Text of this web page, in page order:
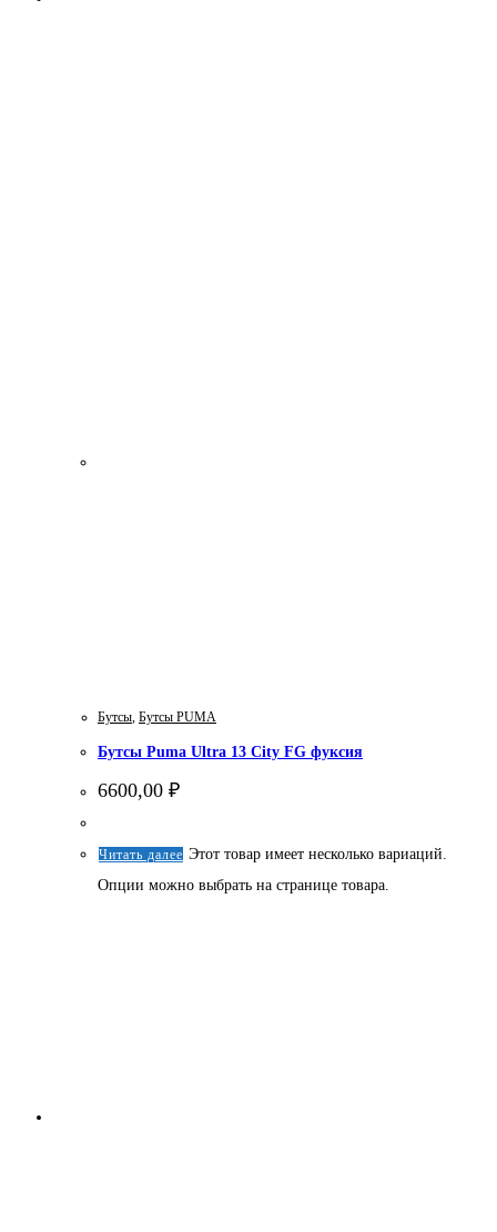
Бутсы, Бутсы PUMA
Бутсы Puma Ultra 13 City FG фуксия
6600,00 ₽
Читать далее Этот товар имеет несколько вариаций.
Опции можно выбрать на странице товара.